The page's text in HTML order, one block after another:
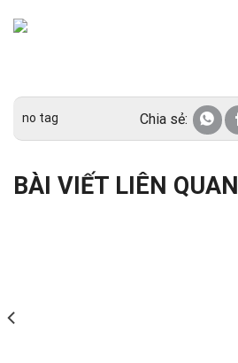
no tag Chia sẻ:
BÀI VIẾT LIÊN QUAN